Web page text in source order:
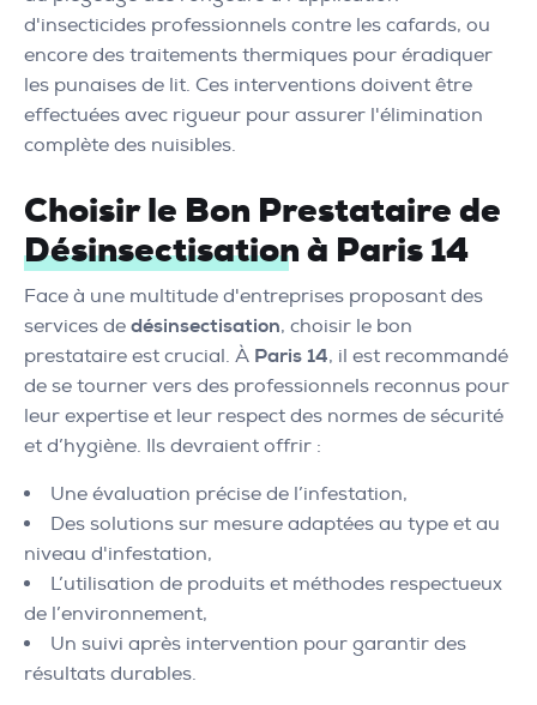
d'insecticides professionnels contre les cafards, ou
encore des traitements thermiques pour éradiquer
les punaises de lit. Ces interventions doivent être
effectuées avec rigueur pour assurer l'élimination
complète des nuisibles.
Choisir le Bon Prestataire de
Désinsectisation à Paris 14
Face à une multitude d'entreprises proposant des
services de désinsectisation, choisir le bon
prestataire est crucial. À Paris 14, il est recommandé
de se tourner vers des professionnels reconnus pour
leur expertise et leur respect des normes de sécurité
et d’hygiène. Ils devraient offrir :
Une évaluation précise de l’infestation,
Des solutions sur mesure adaptées au type et au
niveau d'infestation,
L’utilisation de produits et méthodes respectueux
de l’environnement,
Un suivi après intervention pour garantir des
résultats durables.